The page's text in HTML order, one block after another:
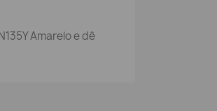
Amarelo e dê